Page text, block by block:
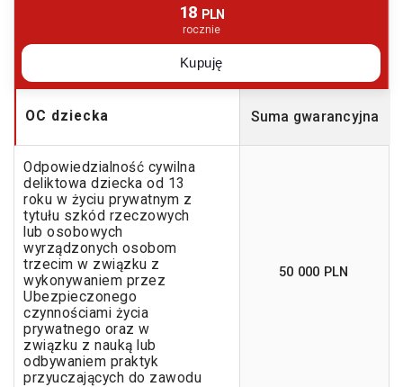
18 PLN
rocznie
Kupuję
OC dziecka Suma gwarancyjna
Odpowiedzialność cywilna
deliktowa dziecka od 13
roku w życiu prywatnym z
tytułu szkód rzeczowych
lub osobowych
wyrządzonych osobom
trzecim w związku z
wykonywaniem przez
Ubezpieczonego
czynnościami życia
prywatnego oraz w
związku z nauką lub
odbywaniem praktyk
przyuczających do zawodu
50 000 PLN